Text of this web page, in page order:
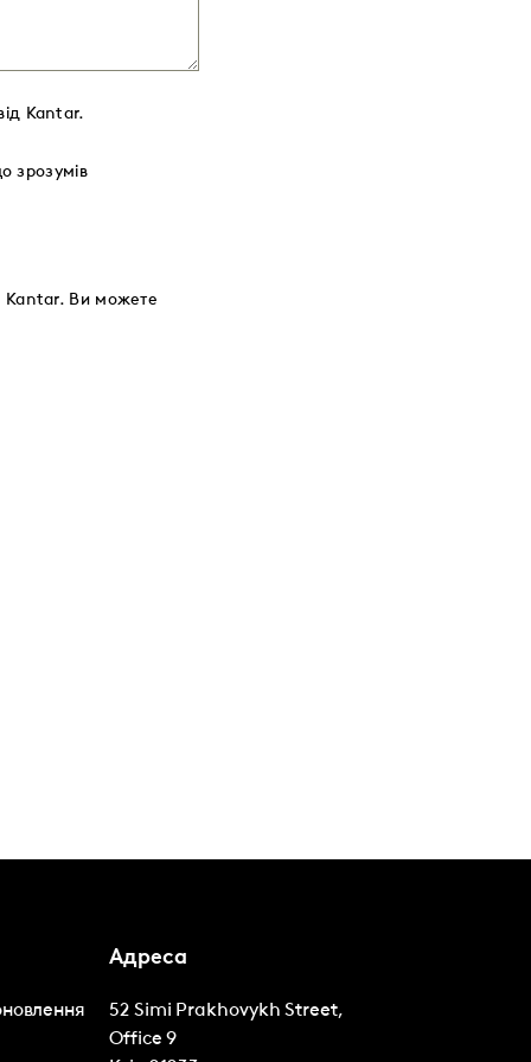
Kantar.
зрозумів
Kantar. Ви можете
Адреса
52 Simi Prakhovykh Street,
Office 9